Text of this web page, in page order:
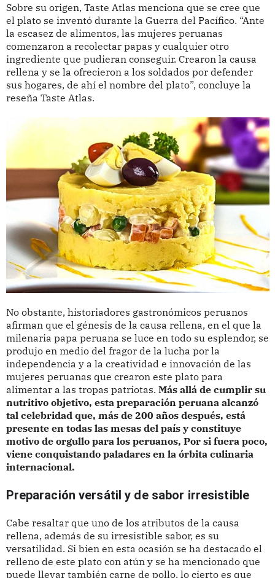
Sobre su origen, Taste Atlas menciona que se cree que
el plato se inventó durante la Guerra del Pacífico. “Ante
la escasez de alimentos, las mujeres peruanas
comenzaron a recolectar papas y cualquier otro
ingrediente que pudieran conseguir. Crearon la causa
rellena y se la ofrecieron a los soldados por defender
sus hogares, de ahí el nombre del plato”, concluye la
reseña Taste Atlas.
No obstante, historiadores gastronómicos peruanos
afirman que el génesis de la causa rellena, en el que la
milenaria papa peruana se luce en todo su esplendor, se
produjo en medio del fragor de la lucha por la
independencia y a la creatividad e innovación de las
mujeres peruanas que crearon este plato para
alimentar a las tropas patriotas. Más allá de cumplir su
nutritivo objetivo, esta preparación peruana alcanzó
tal celebridad que, más de 200 años después, está
presente en todas las mesas del país y constituye
motivo de orgullo para los peruanos, Por si fuera poco,
viene conquistando paladares en la órbita culinaria
internacional.
Preparación versátil y de sabor irresistible
Cabe resaltar que uno de los atributos de la causa
rellena, además de su irresistible sabor, es su
versatilidad. Si bien en esta ocasión se ha destacado el
relleno de este plato con atún y se ha mencionado que
puede llevar también carne de pollo, lo cierto es que